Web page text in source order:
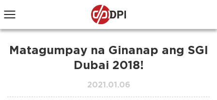
Matagumpay na Ginanap ang SGI
Dubai 2018!
2021.01.06